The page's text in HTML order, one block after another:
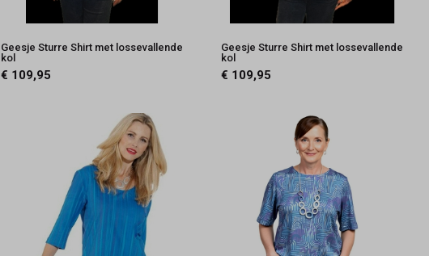
Geesje Sturre Shirt met lossevallende
kol
€ 109,95
Geesje Sturre Shirt met lossevallende
kol
€ 109,95